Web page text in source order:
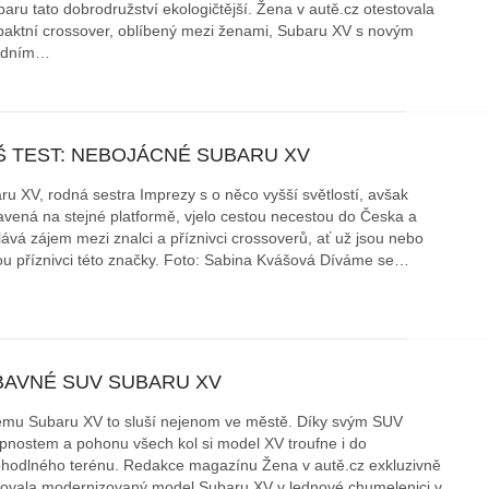
tato dobrodružství ekologičtější. Žena v autě.cz otestovala
crossover, oblíbený mezi ženami, Subaru XV s novým
TEST: NEBOJÁCNÉ SUBARU XV
XV, rodná sestra Imprezy s o něco vyšší světlostí, avšak
na stejné platformě, vjelo cestou necestou do Česka a
zájem mezi znalci a příznivci crossoverů, ať už jsou nebo
příznivci této značky. Foto: Sabina Kvášová Díváme se…
SUV SUBARU XV
Subaru XV to sluší nejenom ve městě. Díky svým SUV
a pohonu všech kol si model XV troufne i do
terénu. Redakce magazínu Žena v autě.cz exkluzivně
správného poutání
autosedačky
stručně o autosedačkách
Zabavte děti na cestách